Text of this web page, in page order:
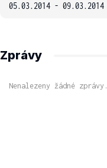
05.03.2014 - 09.03.2014
Zprávy
Nenalezeny žádné zprávy.